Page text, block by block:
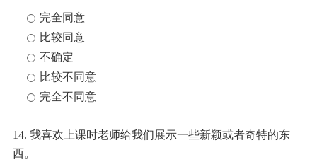
完全同意
比较同意
不确定
比较不同意
完全不同意
14. 我喜欢上课时老师给我们展示一些新颖或者奇特的东
西。